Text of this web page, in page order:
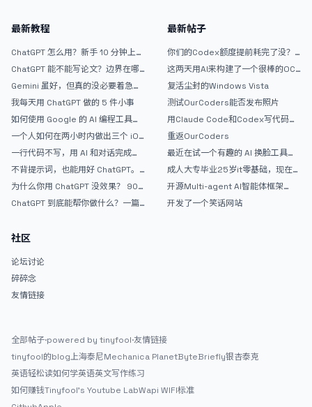
搜索： <img src="/upload/thread/202608/3e15b6e7-345f-
48b4-aeff-1bbd89afe9d3.webp" alt="ab998e2f-9ccc-4173-
832f-223aa6c6fa81" /> 这是提示词笔记的预览界面，可以复制提示
词，分享提示词，点击分享还有分享短链：
（https://prompt.jintao.co.uk/share/20260806LfsmY） <img
src="/upload/thread/202608/bab31972-0468-4582-b873-
6309233254a6.webp" alt="20260806-201213" /> 可惜现在没额
度了，我又不想换模型折腾。现在还有些界面细节和小功能需要落地完
善，可能还要虫子要抓。弄好了，打算放GitHub开源。</p> <p>有朋
友想试试的么？</p>
最新教程
ChatGPT 怎么用？新手 10 分钟上手
ChatGPT 能不能写论文？边界在哪
Gemini 虽好，但真的没必要着急放
弃 ChatGPT
我每天用 ChatGPT 做的 5 件小事
如何使用 Google 的 AI 编程工具
AntiGravity：独立开发者的新时代
武器
一个人如何在两小时内做出三个 iOS
APP？｜AntiGravity + Gemini 3 实
战完整记录
一行代码不写，用 AI 和对话完成一
个完整网站：《图书天堂》实战记录
不背提示词，也能用好 ChatGPT。
一个万能提问模板
为什么你用 ChatGPT 没效果？ 90%
的人第一步就问错了
ChatGPT 到底能帮你做什么？一篇
最新帖子
你们的Codex额度提前耗完了没？
戒断反应如何？
这两天用AI来构建了一个很棒的OC
论坛精华区
复活尘封的Windows Vista
测试OurCoders能否发布照片
用Claude Code和Codex写代码真
的爽，但是App怎么挣钱还是很难啊
重返OurCoders
最近在试一个有趣的 AI 换脸工具，
效果挺不错
成人大专毕业25岁it零基础，现在想
考软件设计师，有什么好的建议吗，
谢谢！
开源Multi-agent AI智能体框架
aevatar.ai，欢迎大家贡献代码
开发了一个笑话网站
社区
论坛讨论
碎碎念
友情链接
全部帖子·powered by tinyfool·友情链接
tinyfool的blog上海泰尼Mechanica PlanetByteBriefly银杏泰克
英语轻松读如何学英语英文写作练习
如何赚钱Tinyfool's Youtube LabWapi WIFI标准